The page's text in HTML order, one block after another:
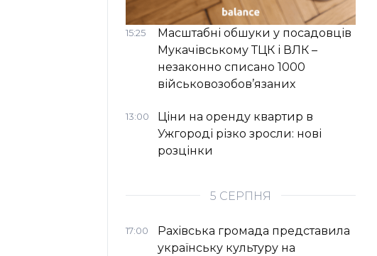
15:25
Масштабні обшуки у посадовців
Мукачівському ТЦК і ВЛК –
незаконно списано 1000
військовозобов’язаних
13:00
Ціни на оренду квартир в
Ужгороді різко зросли: нові
розцінки
5 СЕРПНЯ
17:00
Рахівська громада представила
українську культуру на